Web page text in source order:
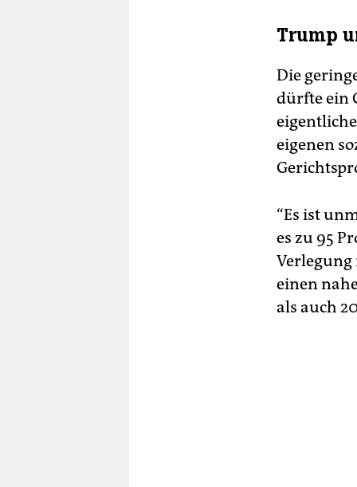
Trump
Die
dürfte ein
eigenen
“Es ist
es zu 95
Verlegung
einen
als auch